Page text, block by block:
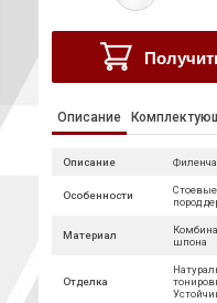
Описание
Описание
Особенности
пород
Материал
шпона
Отделка